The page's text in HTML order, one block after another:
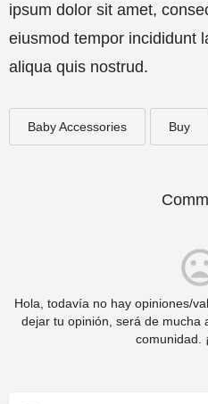
ipsum dolor sit amet,
eiusmod tempor incididunt
aliqua quis nostrud.
Baby Accessories Buy
Hola, todavía no hay opiniones/
dejar tu opinión, será de mucha
comunidad.